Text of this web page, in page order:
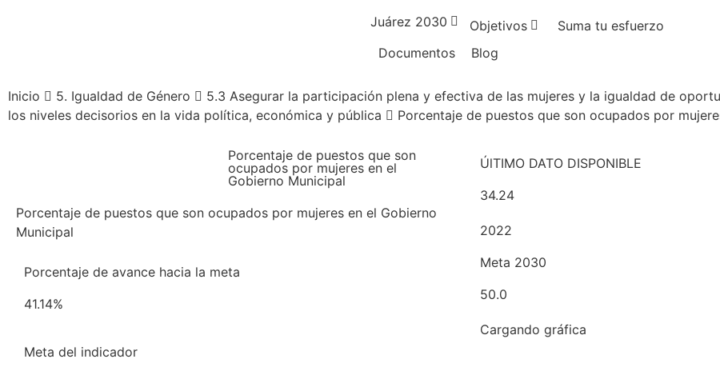
Juárez 2030 Objetivos
Suma tu esfuerzo
Documentos
Blog
Inicio 5. Igualdad de Género
5.3 Asegurar la participación plena y efectiva de las mujeres y la igualdad de
los niveles decisorios en la vida política, económica y pública
Porcentaje de puestos que son ocupados por
Porcentaje de puestos que son
ocupados por mujeres en el
Gobierno Municipal
Porcentaje de puestos que son ocupados por mujeres en el Gobierno
Municipal
Porcentaje de avance hacia la meta
41.14%
Meta del indicador
ÚlTIMO DATO DISPONIBLE
34.24
2022
Meta 2030
50.0
Cargando gráfica